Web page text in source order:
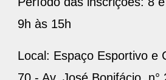
9h às 15h
Local: Espaço Esportivo e